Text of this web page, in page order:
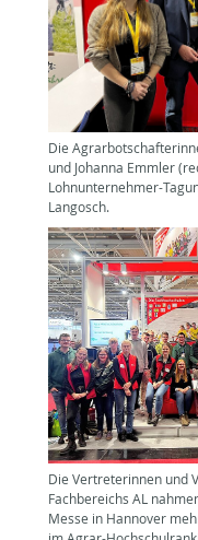
Die
und Johanna Emmler
Lohnunternehmer-
Langosch.
Die Vertreterinnen und
Fachbereichs AL
Messe in Hannover